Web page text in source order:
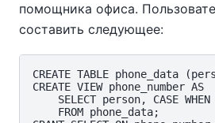
помощника офиса.
составить следующее:
CREATE TABLE phone_data
CREATE VIEW phone_number AS
SELECT person, CASE
    FROM phone_data;